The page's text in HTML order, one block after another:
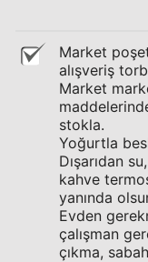
Market
alışveriş
Market
stokla.
Yoğurtla
Dışarıdan
kahve
yanında
Evden
çalışman
çıkma,